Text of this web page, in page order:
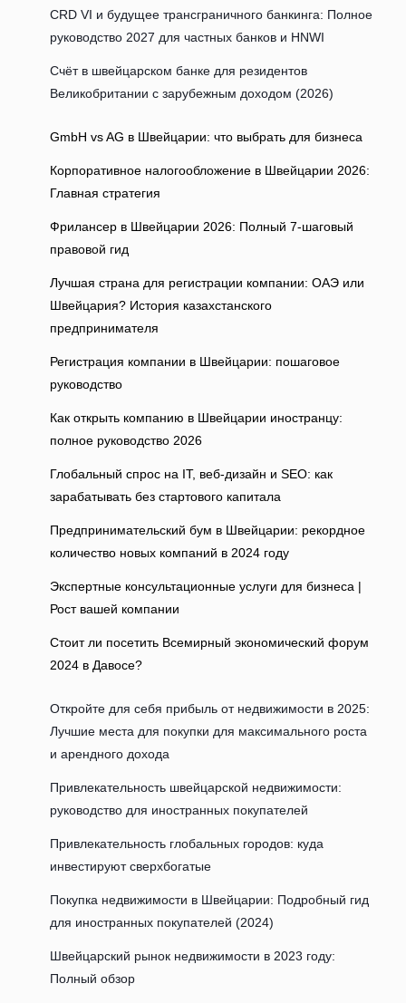
CRD VI и будущее трансграничного банкинга: Полное
руководство 2027 для частных банков и HNWI
Счёт в швейцарском банке для резидентов
Великобритании с зарубежным доходом (2026)
GmbH vs AG в Швейцарии: что выбрать для бизнеса
Корпоративное налогообложение в Швейцарии 2026:
Главная стратегия
Фрилансер в Швейцарии 2026: Полный 7-шаговый
правовой гид
Лучшая страна для регистрации компании: ОАЭ или
Швейцария? История казахстанского
предпринимателя
Регистрация компании в Швейцарии: пошаговое
руководство
Как открыть компанию в Швейцарии иностранцу:
полное руководство 2026
Глобальный спрос на IT, веб‑дизайн и SEO: как
зарабатывать без стартового капитала
Предпринимательский бум в Швейцарии: рекордное
количество новых компаний в 2024 году
Экспертные консультационные услуги для бизнеса |
Рост вашей компании
Стоит ли посетить Всемирный экономический форум
2024 в Давосе?
Откройте для себя прибыль от недвижимости в 2025:
Лучшие места для покупки для максимального роста
и арендного дохода
Привлекательность швейцарской недвижимости:
руководство для иностранных покупателей
Привлекательность глобальных городов: куда
инвестируют сверхбогатые
Покупка недвижимости в Швейцарии: Подробный гид
для иностранных покупателей (2024)
Швейцарский рынок недвижимости в 2023 году:
Полный обзор